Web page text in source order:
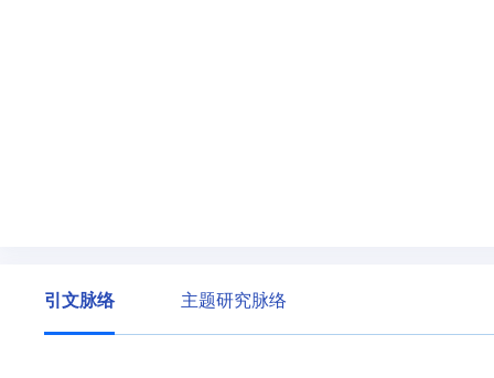
引文脉络 主题研究脉络